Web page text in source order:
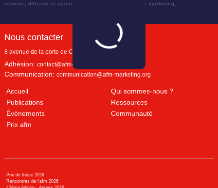
stimuler, diffuser et valoriser le savoir scientifique en marketing.
Nous contacter
8 avenue de la porte de Champerret
Adhésion: contact@afm-marketing.org
Communication: communication@afm-marketing.org
Accueil
Qui sommes-nous ?
Publications
Ressources
Évènements
Communauté
Prix afm
Prix de thèse 2026
Rencontres de l'afm 2026